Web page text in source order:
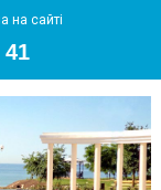
на сайті
42